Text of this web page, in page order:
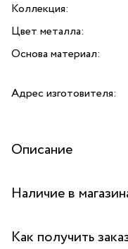
Коллекция:
Цвет металла:
Основа материал:
Адрес изготовителя:
Описание
бижутерного сплава
размера, более
Наличие в
Бутик "La Nature" в
Как получить